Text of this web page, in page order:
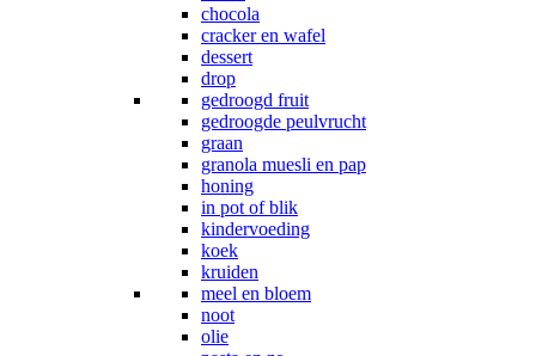
chocola
cracker en wafel
dessert
drop
gedroogd fruit
gedroogde peulvrucht
graan
granola muesli en pap
honing
in pot of blik
kindervoeding
koek
kruiden
meel en bloem
noot
olie